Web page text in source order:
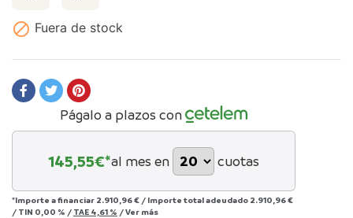
 Fuera de stock
Págalo a plazos con
145,55€*al mes en cuotas
*Importe a financiar 2.910,96 € / Importe total adeudado 2.910,96 €
/ TIN 0,00 % / TAE 4,61 % /Ver más